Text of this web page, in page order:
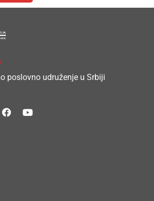
poslovno udruženje u Srbiji